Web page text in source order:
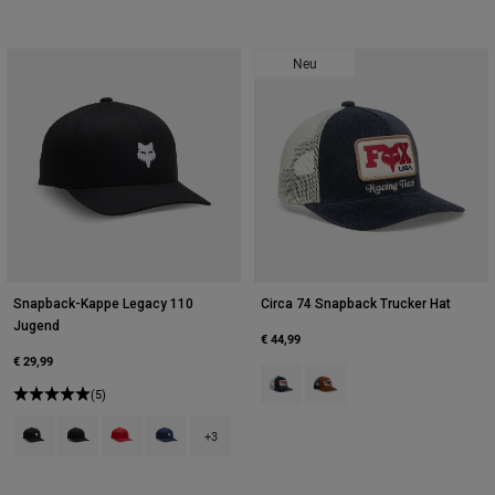
Snapback-Kappe Legacy 110
Jugend
€ 29,99
(5)
Product swatch type of Schwarz.
Product swatch type of Schwarz.
Product swatch type of Flammenrot.
Product swatch type of Mitternachtsblau.
+3
Neu
Circa 74 Snapback Trucker Hat
€ 44,99
Product swatch type of
Product swatch type of